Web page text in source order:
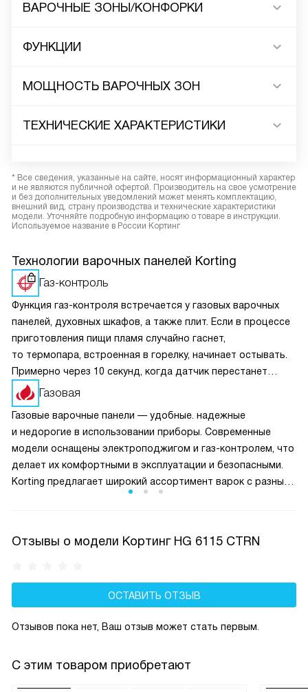
ВАРОЧНЫЕ ЗОНЫ/КОНФОРКИ
ФУНКЦИИ
МОЩНОСТЬ ВАРОЧНЫХ ЗОН
ТЕХНИЧЕСКИЕ ХАРАКТЕРИСТИКИ
* Все сведения, указанные на сайте, носят информационный характер
и не являются публичной офертой. Производитель на свое усмотрение
и без дополнительных уведомлений может менять комплектацию,
внешний вид, страну производства и технические характеристики
модели. Уточняйте подробную информацию о товаре в инструкции.
Используемое название в России Кортинг
Технологии варочных панелей Korting
Газ-контроль
Функция газ-контроля встречается у газовых варочных
панелей, духовных шкафов, а также плит. Если в процессе
приготовления пищи пламя случайно гаснет,
то термопара, встроенная в горелку, начинает остывать.
Примерно через 10 секунд, когда датчик перестанет
получать сигнал о нагреве, перекроется подача топлива.
Это предотвращает возможную утечку газа.
Газовая
Газовые варочные панели — удобные. надежные
и недорогие в использовании приборы. Современные
модели оснащены электроподжигом и газ-контролем, что
делает их комфортными в эксплуатации и безопасными.
Korting предлагает широкий ассортимент варок с разным
Отзывы о модели Кортинг HG 6115 CTRN
ОСТАВИТЬ ОТЗЫВ
Отзывов пока нет, Ваш отзыв может стать первым.
С этим товаром приобретают